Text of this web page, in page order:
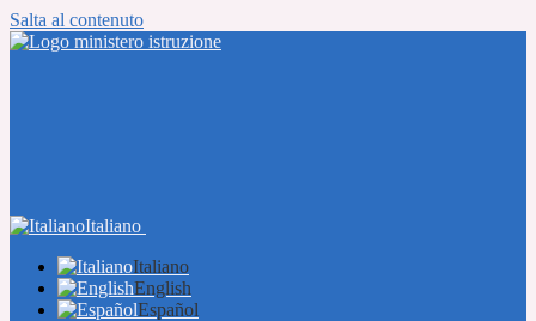
Salta al contenuto
Italiano
Italiano
English
Español